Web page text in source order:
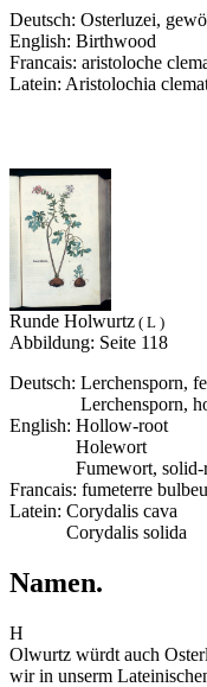
Deutsch: Osterluzei,
English: Birthwood
Francais: aristoloche
Latein: Aristolochia
Runde Holwurtz ( L )
Abbildung: Seite 118
Deutsch: Lerchensporn,
Lerchensporn,
English: Hollow-root
Holewort
Fumewort, solid-
Francais: fumeterre
Latein: Corydalis cava
Corydalis solida
Namen.
H
Olwurtz würdt auch
wir in unserm